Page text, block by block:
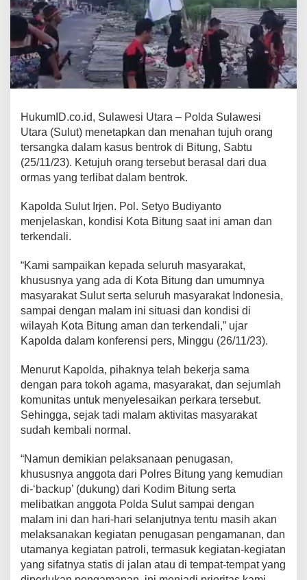
HukumID.co.id, Sulawesi Utara – Polda Sulawesi
Utara (Sulut) menetapkan dan menahan tujuh orang
tersangka dalam kasus bentrok di Bitung, Sabtu
(25/11/23). Ketujuh orang tersebut berasal dari dua
ormas yang terlibat dalam bentrok.
Kapolda Sulut Irjen. Pol. Setyo Budiyanto
menjelaskan, kondisi Kota Bitung saat ini aman dan
terkendali.
“Kami sampaikan kepada seluruh masyarakat,
khususnya yang ada di Kota Bitung dan umumnya
masyarakat Sulut serta seluruh masyarakat Indonesia,
sampai dengan malam ini situasi dan kondisi di
wilayah Kota Bitung aman dan terkendali,” ujar
Kapolda dalam konferensi pers, Minggu (26/11/23).
Menurut Kapolda, pihaknya telah bekerja sama
dengan para tokoh agama, masyarakat, dan sejumlah
komunitas untuk menyelesaikan perkara tersebut.
Sehingga, sejak tadi malam aktivitas masyarakat
sudah kembali normal.
“Namun demikian pelaksanaan penugasan,
khususnya anggota dari Polres Bitung yang kemudian
di-‘backup’ (dukung) dari Kodim Bitung serta
melibatkan anggota Polda Sulut sampai dengan
malam ini dan hari-hari selanjutnya tentu masih akan
melaksanakan kegiatan penugasan pengamanan, dan
utamanya kegiatan patroli, termasuk kegiatan-kegiatan
yang sifatnya statis di jalan atau di tempat-tempat yang